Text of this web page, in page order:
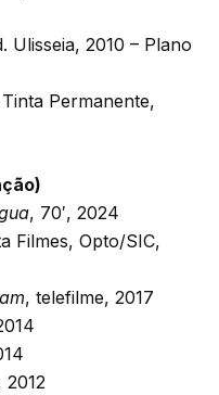
Ulisseia, 2010 – Plano
Permanente,
, 70′, 2024
Filmes, Opto/SIC,
, telefilme, 2017
2012